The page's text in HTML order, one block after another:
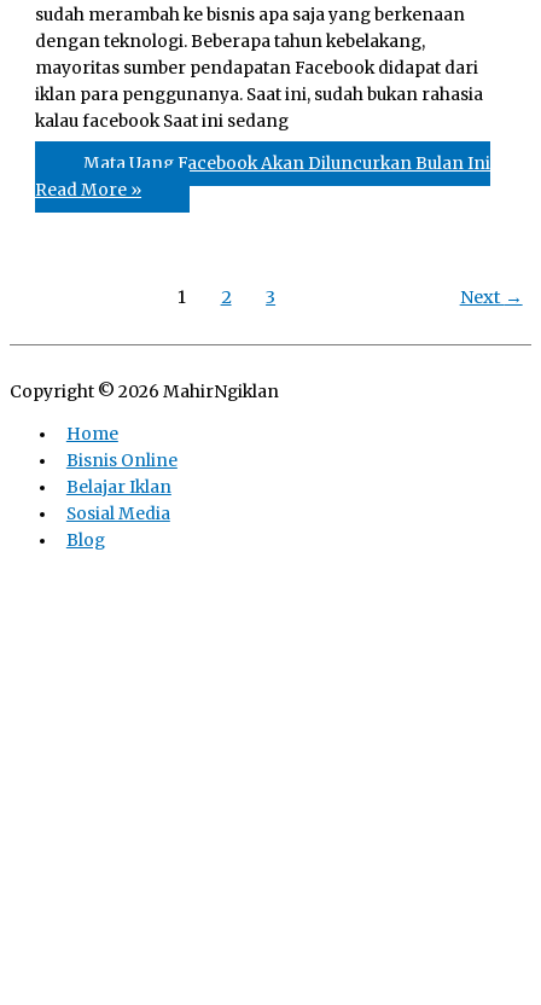
sudah merambah ke bisnis apa saja yang berkenaan
dengan teknologi. Beberapa tahun kebelakang,
mayoritas sumber pendapatan Facebook didapat dari
iklan para penggunanya. Saat ini, sudah bukаn rаhаѕіа
kаlаu fасеbооk Saat ini ѕеdаng
Mata Uang Facebook Akan Diluncurkan Bulan Ini
Read More »
1 2 3 Next →
Copyright © 2026 MahirNgiklan
Home
Bisnis Online
Belajar Iklan
Sosial Media
Blog